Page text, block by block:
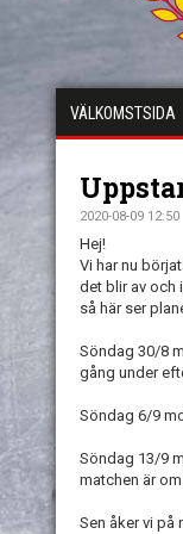
VÄLKOMSTSIDA
2020-08-09 12:50
Hej!
Vi har nu
det blir av och
så här ser
Söndag 30/8
gång under
Söndag 6/9
Söndag 13/9
matchen är
Sen åker vi på